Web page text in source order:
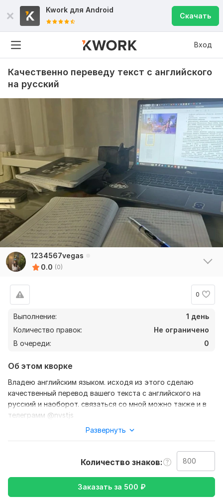
Kwork для Android
Скачать
Вход
Качественно переведу текст с английского
на русский
1234567vegas
0.0 (0)
0
Выполнение:
1 день
Количество правок:
Не ограничено
В очереди:
0
Об этом кворке
Владею английским языком. исходя из этого сделаю
качественный перевод вашего текста с английского на
русский и наоборот. связаться со мной можно также и в
телеграмм @nvstjs
уточнения моей работы. ( перевод с русского-на
английский, или же наоборот)
Тематика:
Красота и мода, Культура и искусство,
и развлечения,
Развернуть
Количество знаков
Заказать за 500 ₽